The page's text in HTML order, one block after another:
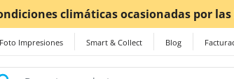
climáticas ocasionadas por
Foto Impresiones Smart & Collect Blog